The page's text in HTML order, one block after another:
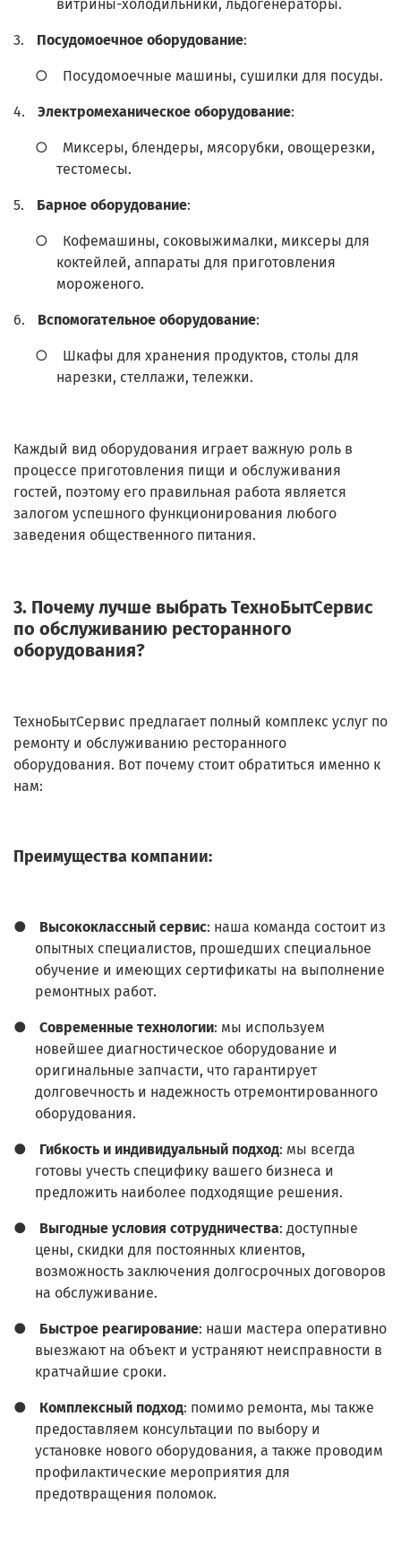
витрины-холодильники, льдогенераторы.
3. Посудомоечное оборудование:
○ Посудомоечные машины, сушилки для посуды.
4. Электромеханическое оборудование:
○
Миксеры, блендеры, мясорубки, овощерезки,
тестомесы.
5. Барное оборудование:
○
Кофемашины, соковыжималки, миксеры для
коктейлей, аппараты для приготовления
мороженого.
6. Вспомогательное оборудование:
○
Шкафы для хранения продуктов, столы для
нарезки, стеллажи, тележки.
Каждый вид оборудования играет важную роль в
процессе приготовления пищи и обслуживания
гостей, поэтому его правильная работа является
залогом успешного функционирования любого
заведения общественного питания.
3. Почему лучше выбрать ТехноБытСервис
по обслуживанию ресторанного
оборудования?
ТехноБытСервис предлагает полный комплекс услуг по
ремонту и обслуживанию ресторанного
оборудования. Вот почему стоит обратиться именно к
нам:
Преимущества компании:
● Высококлассный сервис: наша команда состоит из
опытных специалистов, прошедших специальное
обучение и имеющих сертификаты на выполнение
ремонтных работ.
● Современные технологии: мы используем
новейшее диагностическое оборудование и
оригинальные запчасти, что гарантирует
долговечность и надежность отремонтированного
оборудования.
● Гибкость и индивидуальный подход: мы всегда
готовы учесть специфику вашего бизнеса и
предложить наиболее подходящие решения.
● Выгодные условия сотрудничества: доступные
цены, скидки для постоянных клиентов,
возможность заключения долгосрочных договоров
на обслуживание.
● Быстрое реагирование: наши мастера оперативно
выезжают на объект и устраняют неисправности в
кратчайшие сроки.
● Комплексный подход: помимо ремонта, мы также
предоставляем консультации по выбору и
установке нового оборудования, а также проводим
профилактические мероприятия для
предотвращения поломок.